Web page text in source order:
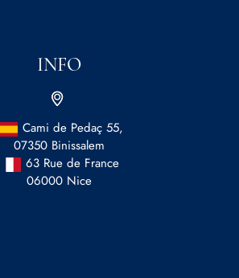
INFO
Cami de Pedaç 55,
07350 Binissalem
63 Rue de France
06000 Nice